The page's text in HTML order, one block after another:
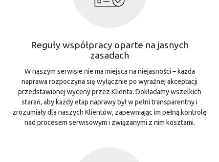
Reguły współpracy oparte na jasnych
zasadach
W naszym serwisie nie ma miejsca na niejasności – każda
naprawa rozpoczyna się wyłącznie po wyraźnej akceptacji
przedstawionej wyceny przez Klienta. Dokładamy wszelkich
starań, aby każdy etap naprawy był w pełni transparentny i
zrozumiały dla naszych Klientów, zapewniając im pełną kontrolę
nad procesem serwisowym i związanymi z nim kosztami.